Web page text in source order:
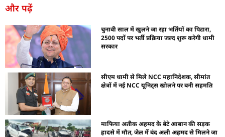
और पढ़ें
चुनावी साल में खुलने जा रहा भर्तियों का पिटारा,
2500 पदों पर भर्ती प्रक्रिया जल्द शुरू करेगी धामी
सरकार
सीएम धामी से मिले NCC महानिदेशक, सीमांत
क्षेत्रों में नई NCC यूनिट्स खोलने पर बनी सहमति
माफिया अतीक अहमद के बेटे आबान की सड़क
हादसे में मौत, जेल में बंद अली अहमद से मिलने जा